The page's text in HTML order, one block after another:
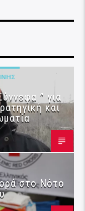
” για
και
στο Νότο